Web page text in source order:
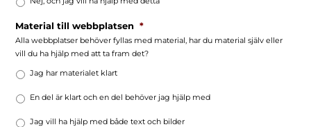
Material till webbplatsen *
Alla webbplatser behöver fyllas med material, har du material själv eller
vill du ha hjälp med att ta fram det?
Jag har materialet klart
En del är klart och en del behöver jag hjälp med
Jag vill ha hjälp med både text och bilder